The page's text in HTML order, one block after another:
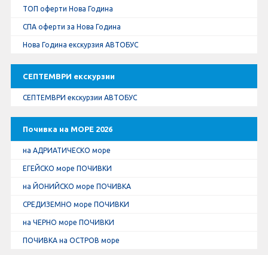
Автобусни Екскурзии
Албатрос Турс
Документи
Стандартен Формуляр
ТОП оферти Нова Година
СПА оферти за Нова Година
Нова Година екскурзия АВТОБУС
СЕПТЕМВРИ екскурзии
СЕПТЕМВРИ екскурзии АВТОБУС
Почивка на МОРЕ 2026
на АДРИАТИЧЕСКО море
ЕГЕЙСКО море ПОЧИВКИ
на ЙОНИЙСКО море ПОЧИВКА
СРЕДИЗЕМНО море ПОЧИВКИ
на ЧЕРНО море ПОЧИВКИ
ПОЧИВКА на ОСТРОВ море